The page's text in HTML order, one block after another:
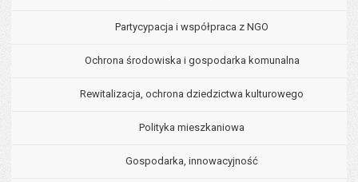
Partycypacja i współpraca z NGO
Ochrona środowiska i gospodarka komunalna
Rewitalizacja, ochrona dziedzictwa kulturowego
Polityka mieszkaniowa
Gospodarka, innowacyjność